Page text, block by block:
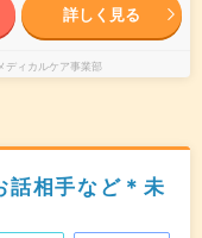
詳しく見る
ィカルケア事業部
話相手など＊未